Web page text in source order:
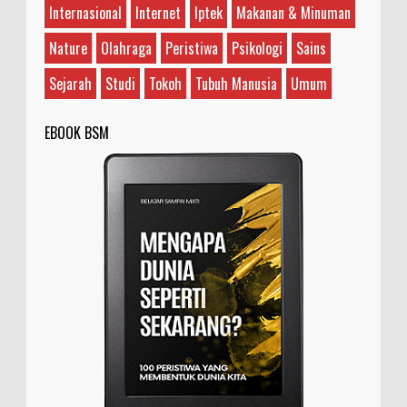
Satriani dengan Steve Vai, sebenarnya siapa
yang guru dan siapa yang murid? Teman saya bilan...
Internasional
Internet Iptek
Makanan & Minuman
Nature
Olahraga Peristiwa Psikologi
Sains
Sejarah
Studi Tokoh Tubuh Manusia Umum
EBOOK BSM